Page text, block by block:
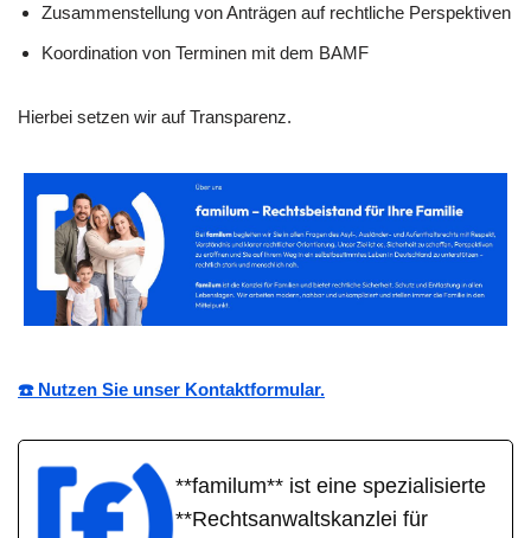
Zusammenstellung von Anträgen auf rechtliche Perspektiven
Koordination von Terminen mit dem BAMF
Hierbei setzen wir auf Transparenz.
☎️ Nutzen Sie unser Kontaktformular.
**familum** ist eine spezialisierte
**Rechtsanwaltskanzlei für